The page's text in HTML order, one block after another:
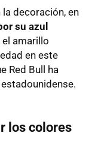
decoración, en
su azul
amarillo
en este
Red Bull ha
los colores